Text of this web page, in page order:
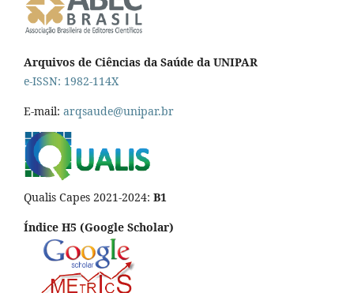
Arquivos de Ciências da Saúde da UNIPAR
e-ISSN: 1982-114X
E-mail: arqsaude@unipar.br
Qualis Capes 2021-2024: B1
Índice H5 (Google Scholar)